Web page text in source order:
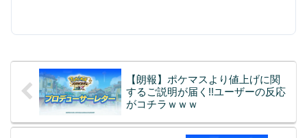
【朗報】ポケマスより値上げに関
するご説明が届く!!ユーザーの反応
がコチラｗｗｗ